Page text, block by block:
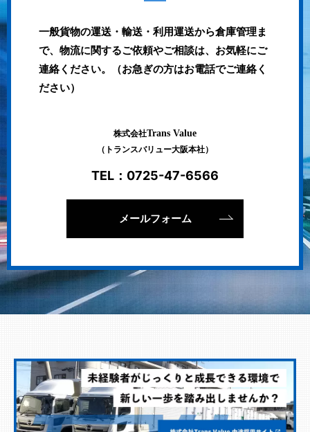
一般貨物の運送・輸送・利用運送から倉庫管理ま
で、物流に関するご依頼やご相談は、お気軽にご
連絡ください。（お急ぎの方はお電話でご連絡く
ださい）
株式会社Trans Value
（トランスバリュー大阪本社）
TEL： 0725-47-6566
メールフォーム